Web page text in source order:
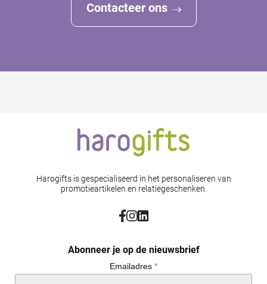
Contacteer ons
Harogifts is gespecialiseerd in het personaliseren van
promotieartikelen en relatiegeschenken.
Abonneer je op de nieuwsbrief
Emailadres *